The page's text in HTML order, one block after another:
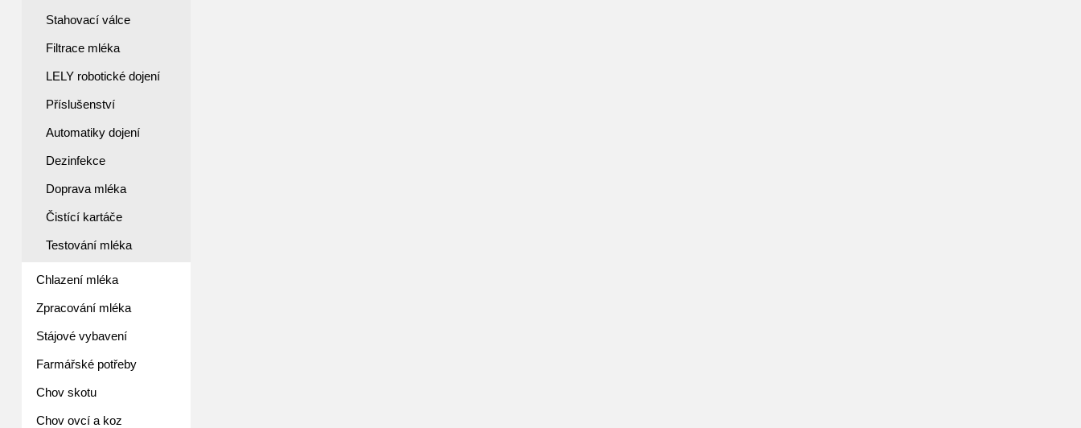
Stahovací válce
Filtrace mléka
LELY robotické dojení
Příslušenství
Automatiky dojení
Dezinfekce
Doprava mléka
Čistící kartáče
Testování mléka
Chlazení mléka
Zpracování mléka
Stájové vybavení
Farmářské potřeby
Chov skotu
Chov ovcí a koz